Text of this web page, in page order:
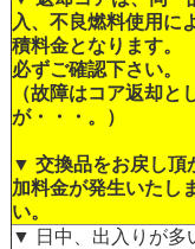
入、不良燃料使用に
積料金となります。
必ずご確認下さい。
（故障はコア返却
が・・・。）
▼ 交換品をお戻し頂
加料金が発生いたし
い。
▼ 日中、出入りが多